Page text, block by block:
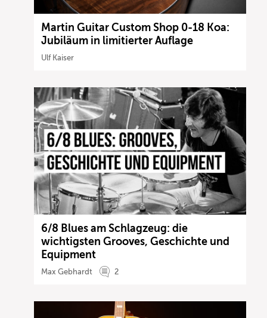
Martin Guitar Custom Shop 0-18 Koa:
Jubiläum in limitierter Auflage
Ulf Kaiser
6/8 Blues am Schlagzeug: die
wichtigsten Grooves, Geschichte und
Equipment
Max Gebhardt 2